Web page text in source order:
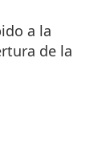
a la
de la